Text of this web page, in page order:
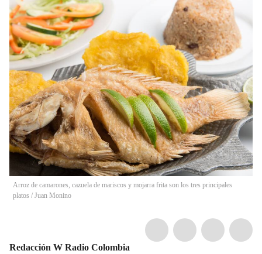
Arroz de camarones, cazuela de mariscos y mojarra frita son los tres principales
platos / Juan Monino
Redacción W Radio Colombia